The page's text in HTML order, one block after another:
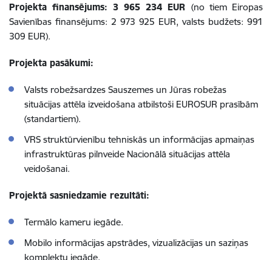
Projekta finansējums: 3 965 234 EUR (no tiem Eiropas
Savienības finansējums: 2 973 925 EUR, valsts budžets: 991
309 EUR).
Projekta pasākumi:
Valsts robežsardzes Sauszemes un Jūras robežas
situācijas attēla izveidošana atbilstoši EUROSUR prasībām
(standartiem).
VRS struktūrvienību tehniskās un informācijas apmaiņas
infrastruktūras pilnveide Nacionālā situācijas attēla
veidošanai.
Projektā sasniedzamie rezultāti:
Termālo kameru iegāde.
Mobilo informācijas apstrādes, vizualizācijas un saziņas
komplektu iegāde.